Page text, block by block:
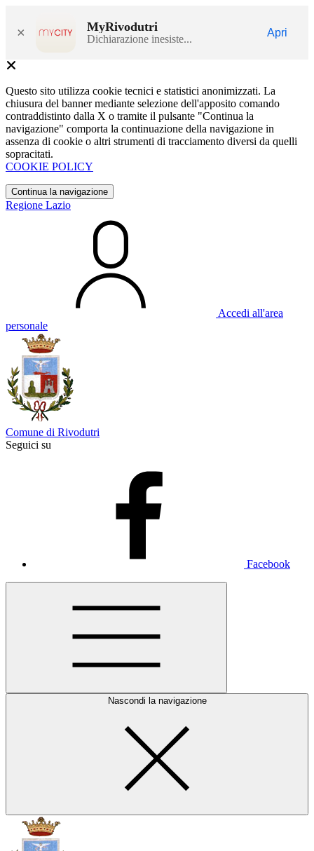
× MyRivodutri
Dichiarazione inesiste...
Apri
Questo sito utilizza cookie tecnici e statistici anonimizzati. La
chiusura del banner mediante selezione dell'apposito comando
contraddistinto dalla X o tramite il pulsante "Continua la
navigazione" comporta la continuazione della navigazione in
assenza di cookie o altri strumenti di tracciamento diversi da quelli
sopracitati.
COOKIE POLICY
Continua la navigazione
Regione Lazio
Accedi all'area
personale
Comune di Rivodutri
Seguici su
Facebook
Nascondi la navigazione